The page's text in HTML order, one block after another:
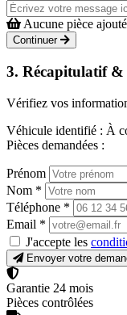
Aucune pièce
Continuer
3. Récapitulatif
Vérifiez vos
Véhicule identifié : À
Pièces demandées :
Prénom
Nom *
Téléphone *
Email *
J'accepte les
Envoyer votre
Garantie 24 mois
Pièces contrôlées